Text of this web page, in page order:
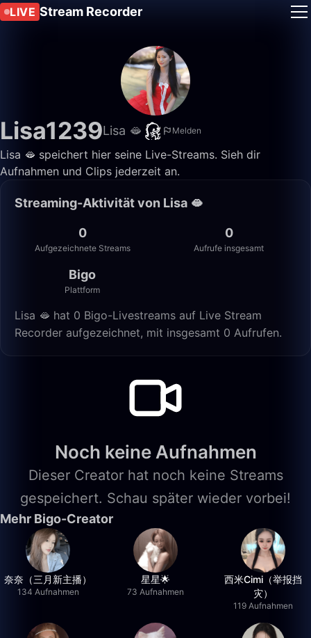
LIVE Stream Recorder
Lisa1239Lisa 🫦 Melden
Lisa 🫦 speichert hier seine Live-Streams. Sieh dir
Aufnahmen und Clips jederzeit an.
Streaming-Aktivität von Lisa 🫦
0
Aufgezeichnete Streams
0
Aufrufe insgesamt
Bigo
Plattform
Lisa 🫦 hat 0 Bigo-Livestreams auf Live Stream
Recorder aufgezeichnet, mit insgesamt 0 Aufrufen.
Noch keine Aufnahmen
Dieser Creator hat noch keine Streams
gespeichert. Schau später wieder vorbei!
Mehr Bigo-Creator
奈奈（三月新主播）
134 Aufnahmen
星星🌟
73 Aufnahmen
西米Cimi（举报挡
灾）
119 Aufnahmen